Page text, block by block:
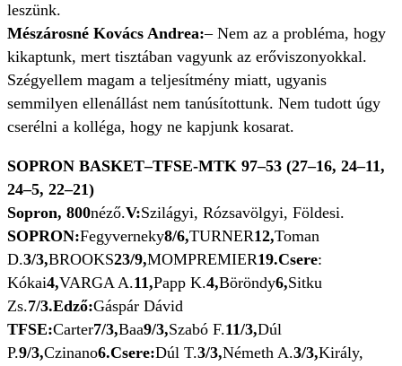
leszünk.
Mészárosné Kovács Andrea:– Nem az a probléma, hogy
kikaptunk, mert tisztában vagyunk az erőviszonyokkal.
Szégyellem magam a teljesítmény miatt, ugyanis
semmilyen ellenállást nem tanúsítottunk. Nem tudott úgy
cserélni a kolléga, hogy ne kapjunk kosarat.
SOPRON BASKET–TFSE-MTK 97–53 (27–16, 24–11,
24–5, 22–21)
Sopron, 800néző.V:Szilágyi, Rózsavölgyi, Földesi.
SOPRON:Fegyverneky8/6,TURNER12,Toman
D.3/3,BROOKS23/9,MOMPREMIER19.Csere:
Kókai4,VARGA A.11,Papp K.4,Böröndy6,Sitku
Zs.7/3.Edző:Gáspár Dávid
TFSE:Carter7/3,Baa9/3,Szabó F.11/3,Dúl
P.9/3,Czinano6.Csere:Dúl T.3/3,Németh A.3/3,Király,